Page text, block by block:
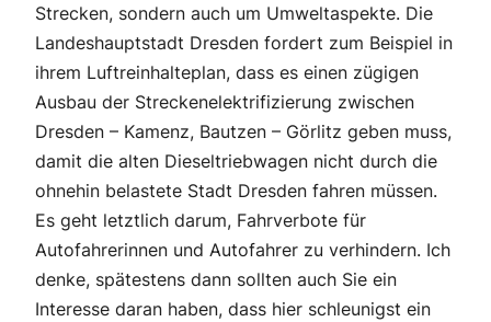
Strecken, sondern auch um Umweltaspekte. Die
Landeshauptstadt Dresden fordert zum Beispiel in
ihrem Luftreinhalteplan, dass es einen zügigen
Ausbau der Streckenelektrifizierung zwischen
Dresden – Kamenz, Bautzen – Görlitz geben muss,
damit die alten Dieseltriebwagen nicht durch die
ohnehin belastete Stadt Dresden fahren müssen.
Es geht letztlich darum, Fahrverbote für
Autofahrerinnen und Autofahrer zu verhindern. Ich
denke, spätestens dann sollten auch Sie ein
Interesse daran haben, dass hier schleunigst ein